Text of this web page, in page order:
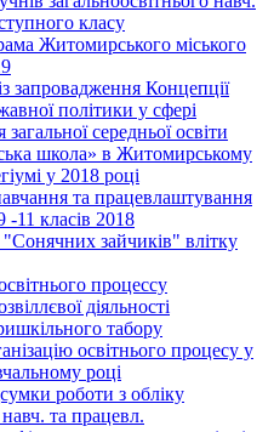
класу
Житомирського міського
запровадження Концепції
політики у сфері
середньої освіти
школа» в Житомирському
у 2018 році
та працевлаштування
-11 класів 2018
зайчиків" влітку
процессу
діяльності
табору
освітнього процесу у
році
роботи з обліку
та працевл.